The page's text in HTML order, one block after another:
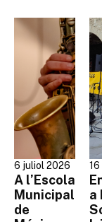
6 juliol 2026
A l’Escola
Municipal
de
a